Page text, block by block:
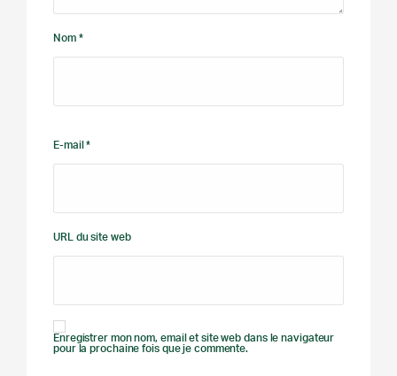
Nom *
E-mail *
URL du site web
Enregistrer mon nom, email et site web dans le navigateur
pour la prochaine fois que je commente.